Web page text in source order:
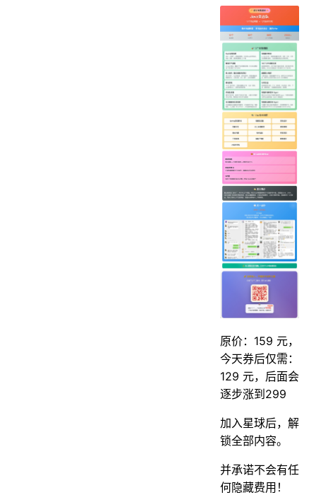
原价：159 元，
今天券后仅需：
129 元，后面会
逐步涨到299
加入星球后，解
锁全部内容。
并承诺不会有任
何隐藏费用！